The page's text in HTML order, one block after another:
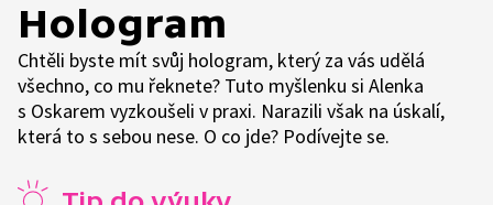
Hologram
Chtěli byste mít svůj hologram, který za vás udělá
všechno, co mu řeknete? Tuto myšlenku si Alenka
s Oskarem vyzkoušeli v praxi. Narazili však na úskalí,
která to s sebou nese. O co jde? Podívejte se.